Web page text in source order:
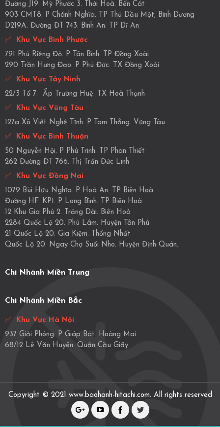
Đường J19. Mỹ Phước 3. Thới Hoà. Bến Cát
903 CMT8. P Chánh Nghĩa. TP Thủ Dầu Một, Bình Dương
D219A. Đường ĐT 743. Bình An. TP Dĩ An
✅ Khu Vực Bình Phước
791 Phú Riềng Đỏ. P Tân Bình. TP Đồng Xoài
290 Trần Hưng Đạo. P Phú Đức. TX Đồng Xoài
✅ Khu Vực Tây Ninh
22/3 Tổ 7. Ấp Trường Huệ. TX Hoà Thạnh
✅ Khu Vực Vũng Tàu
127a Xô Viết Nghệ Tĩnh. P Tam Thắng. Vũng Tàu
✅ Khu Vực Bình Thuận
50 Nguyễn Hội. P Phú Trinh. TP Phan Thiết
262 Đường ĐT 766. Thị Trấn Đức Linh
✅ Khu Vực Đồng Nai
1079 Bùi Hữu Nghĩa. P Hoá An. TP Biên Hoà
Đường HF. KP1. P Long Bình. TP Biên Hoà
12 Khu Gia Phú 2. Trảng Dài. Biên Hoà
2284 Quốc Lộ 20. Phú Lâm. Huyện Tân Phú
21 Quốc Lộ 20. Gia Kiệm. Thống Nhất
Quốc Lộ 20. Ngay Chợ Suối Nho. Huyện Định Quán.
Chi Nhánh Miền Trung
Chi Nhánh Miền Bắc
✅ Khu Vực Hà Nội
937 Giải Phóng. P Giáp Bát. Hoàng Mai
68/12 Lê Văn Huyên. Quận Cầu Giấy
Copyright © 2021 www.baohanh-hitachi.com. All rights reserved